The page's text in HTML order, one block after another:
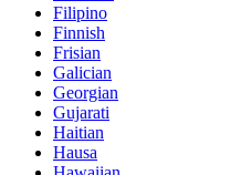
Filipino
Finnish
Frisian
Galician
Georgian
Gujarati
Haitian
Hausa